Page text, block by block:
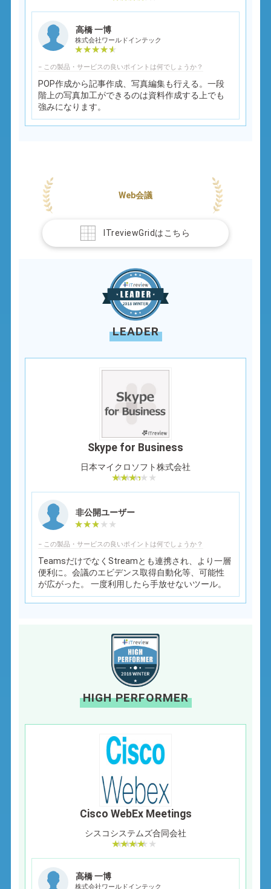
高橋 一博
株式会社ワールドインテック
− この製品・サービスの良いポイントは何でしょうか？
POP作成から記事作成、写真編集も行える。一段
階上の写真加工ができるのは資料作成する上でも
強みになります。
Web会議
ITreviewGridはこちら
LEADER
Skype for Business
日本マイクロソフト株式会社
非公開ユーザー
− この製品・サービスの良いポイントは何でしょうか？
TeamsだけでなくStreamとも連携され、より一層
便利に。会議のエビデンス取得自動化等、可能性
が広がった。 一度利用したら手放せないツール。
HIGH PERFORMER
Cisco WebEx Meetings
シスコシステムズ合同会社
高橋 一博
株式会社ワールドインテック